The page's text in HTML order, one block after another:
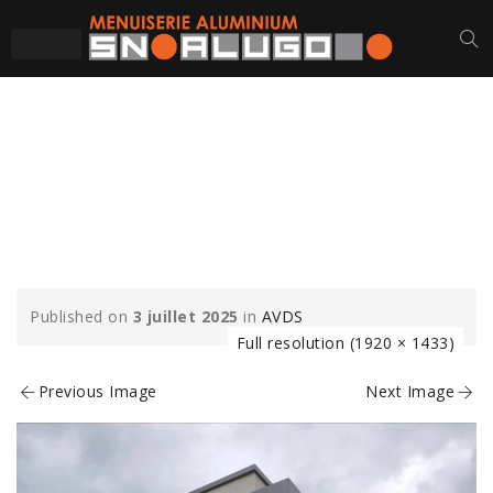
Published on 3 juillet 2025 in AVDS
Full resolution (1920 × 1433)
Previous Image Next Image